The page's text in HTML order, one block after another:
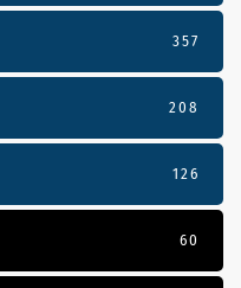
357
208
126
60